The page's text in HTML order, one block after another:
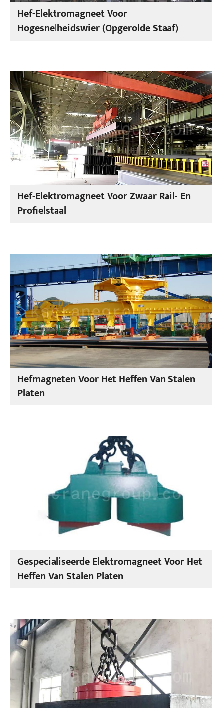
Hef-Elektromagneet Voor
Hogesnelheidswier (opgerolde Staaf)
Hef-Elektromagneet Voor Zwaar Rail- En
Profielstaal
Hefmagneten Voor Het Heffen Van Stalen
Platen
Gespecialiseerde Elektromagneet Voor Het
Heffen Van Stalen Platen